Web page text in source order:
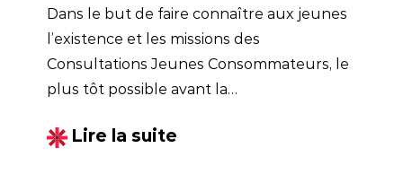
Dans le but de faire connaître aux jeunes
l’existence et les missions des
Consultations Jeunes Consommateurs, le
plus tôt possible avant la
première campagne de communication
Lire la suite